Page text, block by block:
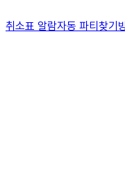
취소표 알람자동 파티찾기